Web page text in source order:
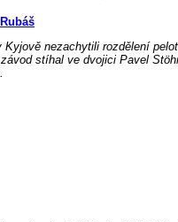
nezachytili rozdělení
stíhal ve dvojici Pavel